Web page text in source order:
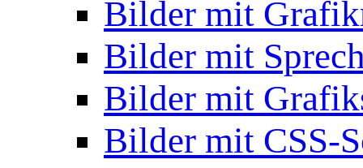
Bilder mit
Bilder mit
Bilder mit
Bilder mit CSS-